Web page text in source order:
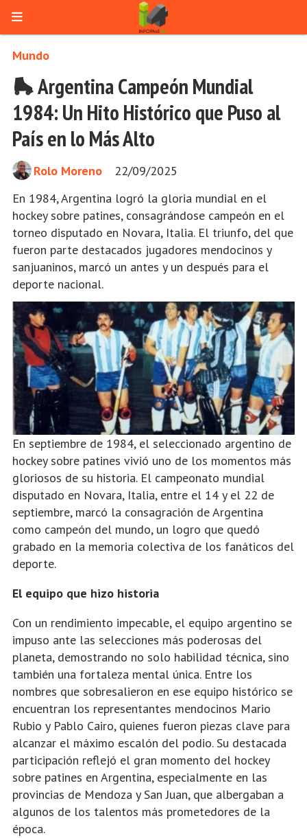
🛼 Argentina Campeón Mundial
1984: Un Hito Histórico que Puso al
País en lo Más Alto
En 1984, Argentina logró la gloria mundial en el
hockey sobre patines, consagrándose campeón en el
torneo disputado en Novara, Italia. El triunfo, del que
fueron parte destacados jugadores mendocinos y
sanjuaninos, marcó un antes y un después para el
deporte nacional.
Mundo
22/09/2025
Rolo Moreno
En septiembre de 1984, el seleccionado argentino de
hockey sobre patines vivió uno de los momentos más
gloriosos de su historia. El campeonato mundial
disputado en Novara, Italia, entre el 14 y el 22 de
septiembre, marcó la consagración de Argentina
como campeón del mundo, un logro que quedó
grabado en la memoria colectiva de los fanáticos del
deporte.
El equipo que hizo historia
Con un rendimiento impecable, el equipo argentino se
impuso ante las selecciones más poderosas del
planeta, demostrando no solo habilidad técnica, sino
también una fortaleza mental única. Entre los
nombres que sobresalieron en ese equipo histórico se
encuentran los representantes mendocinos Mario
Rubio y Pablo Cairo, quienes fueron piezas clave para
alcanzar el máximo escalón del podio. Su destacada
participación reflejó el gran momento del hockey
sobre patines en Argentina, especialmente en las
provincias de Mendoza y San Juan, que albergaban a
algunos de los talentos más prometedores de la
época.